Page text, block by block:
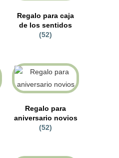
Regalo para caja
de los sentidos
(52)
Regalo para
aniversario novios
(52)